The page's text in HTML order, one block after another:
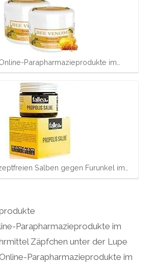
Parapharmazieprodukte im…
Salben gegen Furunkel im…
Parapharmazieprodukte im
Zäpfchen unter der Lupe
Parapharmazieprodukte im